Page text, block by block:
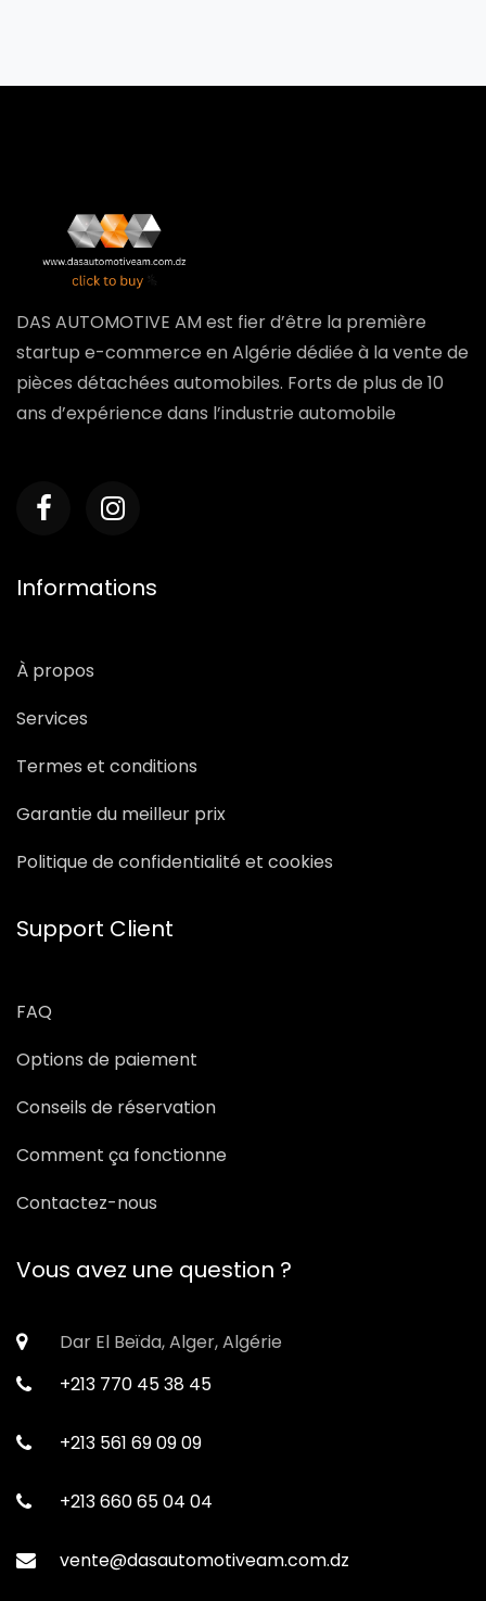
DAS AUTOMOTIVE AM est fier d’être la première
startup e-commerce en Algérie dédiée à la vente de
pièces détachées automobiles. Forts de plus de 10
ans d’expérience dans l’industrie automobile
Informations
À propos
Services
Termes et conditions
Garantie du meilleur prix
Politique de confidentialité et cookies
Support Client
FAQ
Options de paiement
Conseils de réservation
Comment ça fonctionne
Contactez-nous
Vous avez une question ?
Dar El Beïda, Alger, Algérie
+213 770 45 38 45
+213 561 69 09 09
+213 660 65 04 04
vente@dasautomotiveam.com.dz